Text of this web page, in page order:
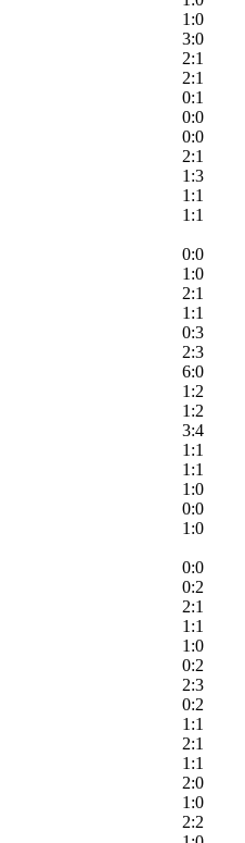
1:0
3:0
2:1
2:1
0:1
0:0
0:0
2:1
1:3
1:1
1:1
0:0
1:0
2:1
1:1
0:3
2:3
6:0
1:2
1:2
3:4
1:1
1:1
1:0
0:0
1:0
0:0
0:2
2:1
1:1
1:0
0:2
2:3
0:2
1:1
2:1
1:1
2:0
1:0
2:2